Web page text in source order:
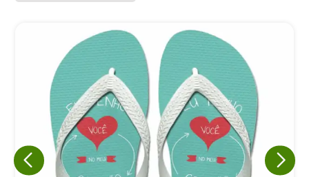
Eu concordo em receber comunicações.
A nossa empresa está comprometida a proteger e respeitar
sua privacidade, utilizaremos seus dados apenas para fins
de marketing. Você pode alterar suas preferências a
qualquer momento.